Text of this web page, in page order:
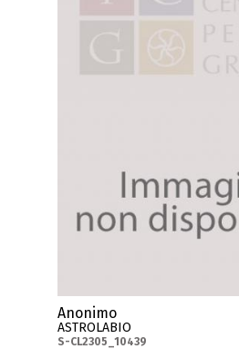
Anonimo
ASTROLABIO
S-CL2305_10439